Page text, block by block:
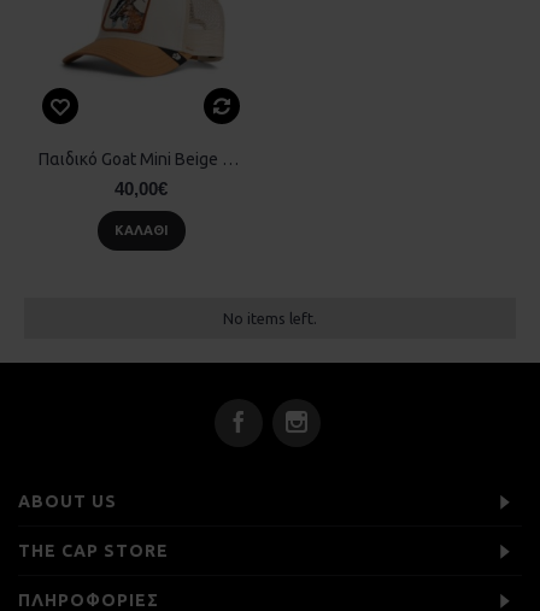
Παιδικό Goat Mini Beige Goorin Bros
40,00€
ΚΑΛΆΘΙ
No items left.
ABOUT US
THE CAP STORE
ΠΛΗΡΟΦΟΡΙΕΣ